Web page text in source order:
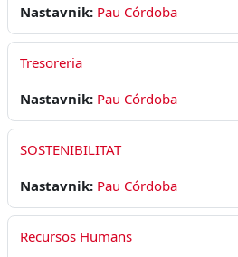
Nastavnik: Pau Córdoba
Tresoreria
Nastavnik: Pau Córdoba
SOSTENIBILITAT
Nastavnik: Pau Córdoba
Recursos Humans